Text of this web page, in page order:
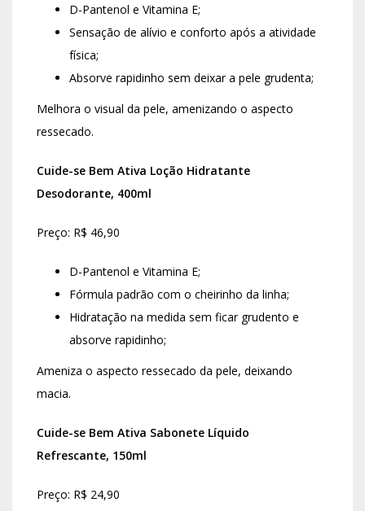
D-Pantenol e Vitamina E;
Sensação de alívio e conforto após a atividade
física;
Absorve rapidinho sem deixar a pele grudenta;
Melhora o visual da pele, amenizando o aspecto
ressecado.
Cuide-se Bem Ativa Loção Hidratante
Desodorante, 400ml
Preço: R$ 46,90
D-Pantenol e Vitamina E;
Fórmula padrão com o cheirinho da linha;
Hidratação na medida sem ficar grudento e
absorve rapidinho;
Ameniza o aspecto ressecado da pele, deixando
macia.
Cuide-se Bem Ativa Sabonete Líquido
Refrescante, 150ml
Preço: R$ 24,90